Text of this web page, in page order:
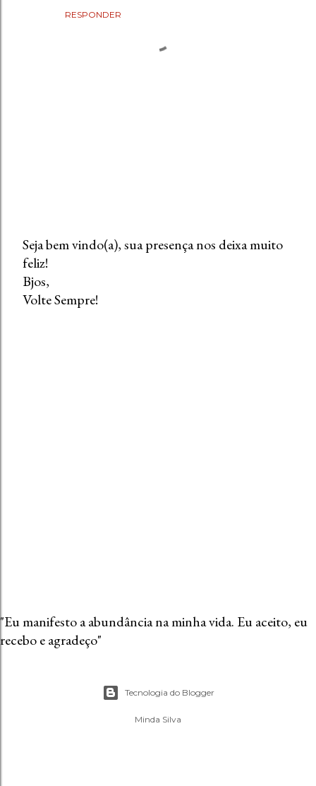
RESPONDER
P
o
s
Seja bem vindo(a), sua presença nos deixa muito
feliz!
Bjos,
Volte Sempre!
"Eu manifesto a abundância na minha vida. Eu aceito, eu
recebo e agradeço"
Tecnologia do Blogger
Minda Silva